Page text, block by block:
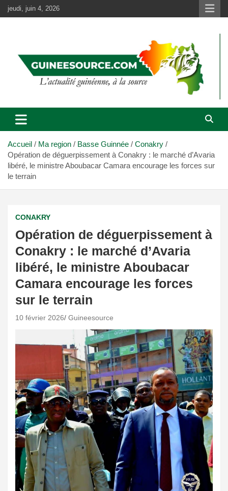
Aller
au
jeudi, juin 4, 2026
Accueil Ma region Basse Guinnée
Conakry
Opération de déguerpissement à Conakry : le marché d’Avaria
libéré, le ministre Aboubacar Camara encourage les forces sur
le terrain
CONAKRY
Opération de déguerpissement à
Conakry : le marché d’Avaria
libéré, le ministre Aboubacar
Camara encourage les forces
sur le terrain
10 février 2026 Guineesource